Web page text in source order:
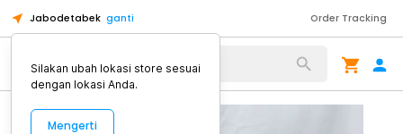
Jabodetabek ganti Order Tracking
Alat Kopi
Silakan ubah lokasi store sesuai
dengan lokasi Anda.
Mengerti